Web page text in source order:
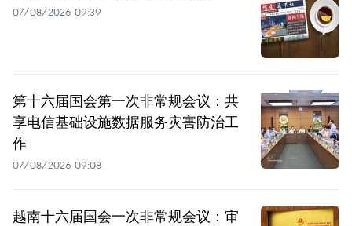
07/08/2026 09:39
第十六届国会第一次非常规会议：共
享电信基础设施数据服务灾害防治工
作
07/08/2026 09:08
越南十六届国会一次非常规会议：审